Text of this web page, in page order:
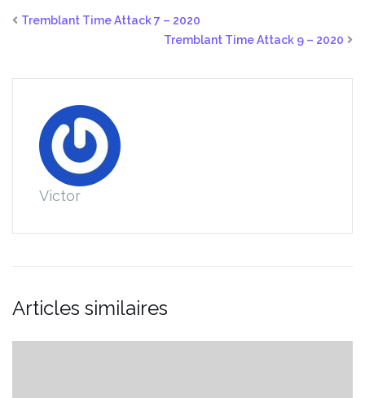
Tremblant Time Attack 7 – 2020
Tremblant Time Attack 9 – 2020
Victor
Articles similaires